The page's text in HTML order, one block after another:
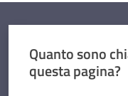
Quanto sono
questa pagina?